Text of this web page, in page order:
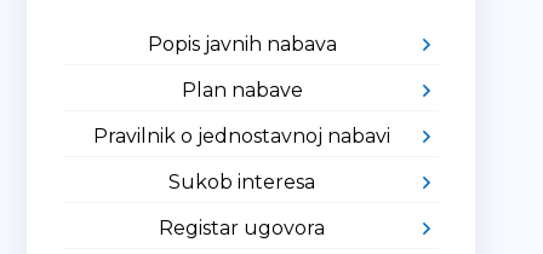
Popis javnih nabava
Plan nabave
Pravilnik o jednostavnoj nabavi
Sukob interesa
Registar ugovora